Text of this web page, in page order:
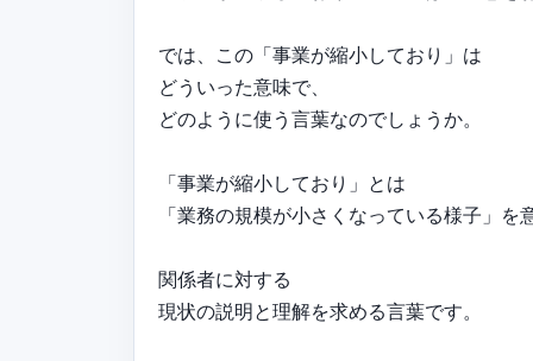
では、この「事業が縮小しており」は
どういった意味で、
どのように使う言葉なのでしょうか。
「事業が縮小しており」とは
「業務の規模が小さくなっている様子」を
関係者に対する
現状の説明と理解を求める言葉です。